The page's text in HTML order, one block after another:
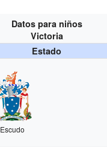
Datos para niños
Victoria
Estado
Escudo